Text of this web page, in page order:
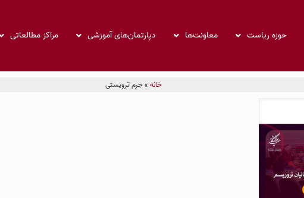
حوزه ریاست معاونت‌ها دپارتمان‌های آموزشی مراکز مطالعاتی
خانه »جرم ترویستی